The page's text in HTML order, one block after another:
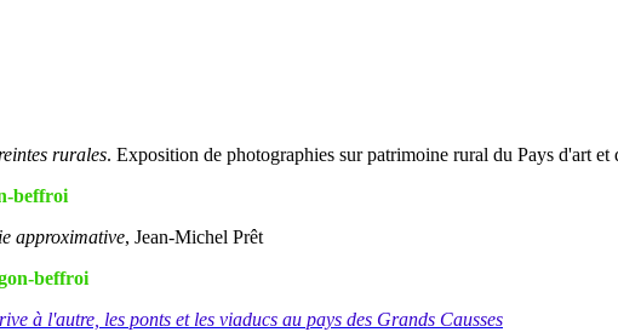
rurales. Exposition de photographies sur patrimoine rural du Pays d'art
beffroi
approximative, Jean-Michel Prêt
beffroi
à l'autre, les ponts et les viaducs au pays des Grands Causses